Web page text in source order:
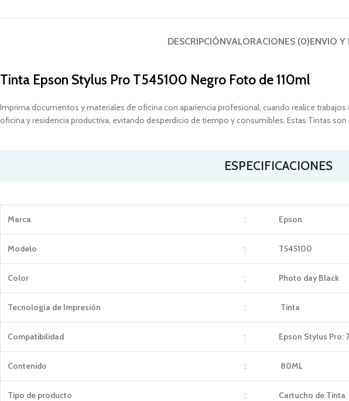
DESCRIPCIÓNVALORACIONES (0)ENVIO Y
Tinta Epson Stylus Pro T545100 Negro Foto de 110ml
Imprima documentos y materiales de oficina con apariencia profesional, cuando realice
oficina y residencia productiva, evitando desperdicio de tiempo y consumibles. Estas Tintas
ESPECIFICACIONES
Marca : Epson
Modelo : T545100
Color : Photo day Black
Tecnología de Impresión : Tinta
Compatibilidad : Epson Stylus Pro:
Contenido : 80ML
Tipo de producto : Cartucho de Tinta